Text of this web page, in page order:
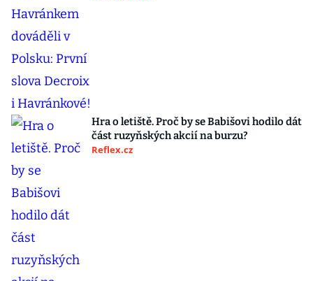
Hra o letiště. Proč by se Babišovi hodilo dát
část ruzyňských akcií na burzu?
Reflex.cz